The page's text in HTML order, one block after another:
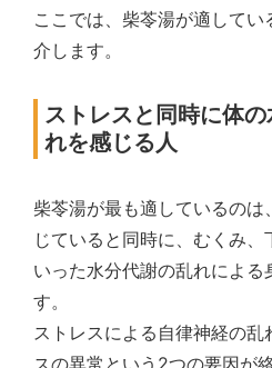
ここでは、柴苓湯が適して
介します。
ストレスと同時に体
れを感じる人
柴苓湯が最も適しているの
じていると同時に、むくみ
いった水分代謝の乱れによ
す。
ストレスによる自律神経の
スの異常という2つの要因が